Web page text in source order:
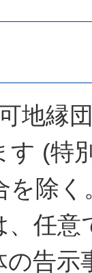
地縁
す (特
を除く
、任意
の告示